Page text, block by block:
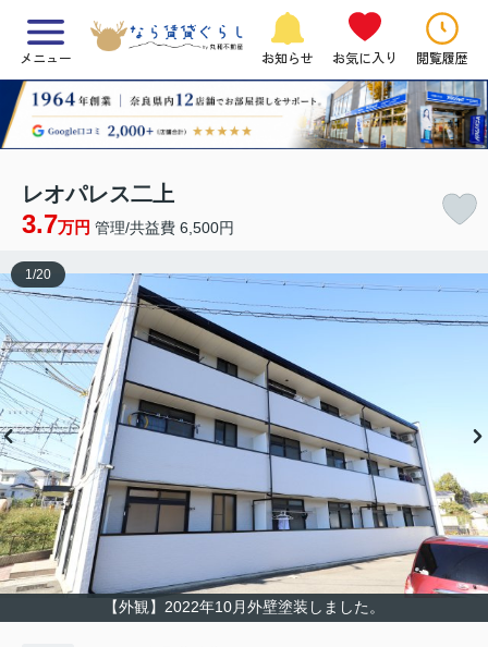
メニュー お知らせ お気に入り 閲覧履歴
レオパレス二上
3.7万円 管理/共益費 6,500円
【外観】2022年10月外壁塗装しました。
1/20